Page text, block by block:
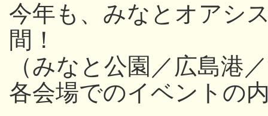
今年も、みなとオアシ
間！
（みなと公園／広島港
各会場でのイベントの